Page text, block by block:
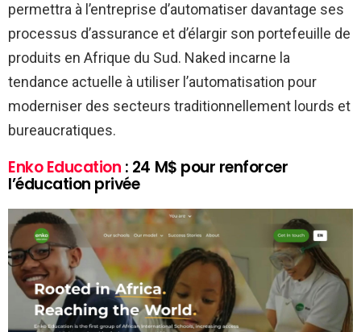
permettra à l’entreprise d’automatiser davantage ses
processus d’assurance et d’élargir son portefeuille de
produits en Afrique du Sud. Naked incarne la
tendance actuelle à utiliser l’automatisation pour
moderniser des secteurs traditionnellement lourds et
bureaucratiques.
Enko Education : 24 M$ pour renforcer
l’éducation privée